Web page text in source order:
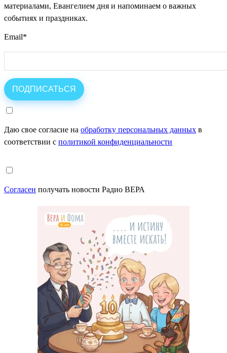
материалами, Евангелием дня и напоминаем о важных
событиях и праздниках.
Email*
Даю свое согласие на обработку персональных данных в
соответствии с политикой конфиденциальности
Согласен получать новости Радио ВЕРА